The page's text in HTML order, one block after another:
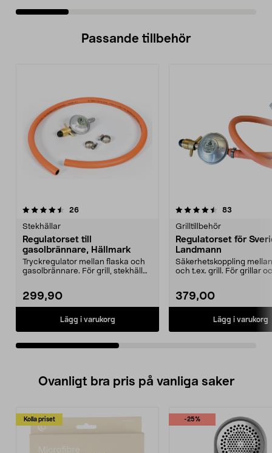
Passande tillbehör
26recensioner
Stekhällar
Regulatorset till
gasolbrännare, Hällmark
Tryckregulator mellan flaska och
gasolbrännare. För grill, stekhäll
299,90
Lägg i varukorg
4.5av 5 stjärnor 83
Grilltillbehör
Regulatorset för
Landmann
Säkerhetskoppling
och t.ex. grill. För grillar
379,00
Lägg i varukorg
4.5av 5 stjärnor
Ovanligt bra pris på vanliga saker
Kolla priset -25%